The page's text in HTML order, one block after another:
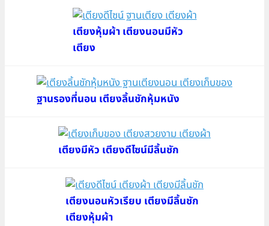
เตียงหุ้มผ้า เตียงนอนมีหัว
เตียง
ฐานรองที่นอน เตียงลิ้นชักหุ้มหนัง
เตียงมีหัว เตียงดีไซน์มีลิ้นชัก
เตียงนอนหัวเรียบ เตียงมีลิ้นชัก
เตียงหุ้มผ้า